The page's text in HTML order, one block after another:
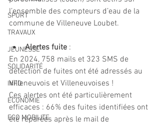
SPORT
TRAVAUX
JEUNESSE
SOLIDARITÉ
INFO
ECONOMIE
ECO MOBILITE
l’ensemble des compteurs d’eau de la
commune de Villeneuve Loubet.
Alertes fuite :
En 2024, 758 mails et 323 SMS de
détection de fuites ont été adressés au
Villeneuvois et Villeneuvoises !
Ces alertes ont été particulièrement
efficaces : 66% des fuites identifiées ont
été réparées après le mail de